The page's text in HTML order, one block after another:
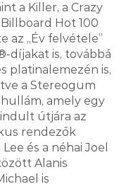
a Killer, a Crazy
Billboard Hot 100
az „Év felvétele”
díjakat is, továbbá
platinalemezén is,
a Stereogum
amely egy
útjára az
rendezők
és a néhai Joel
Alanis
is